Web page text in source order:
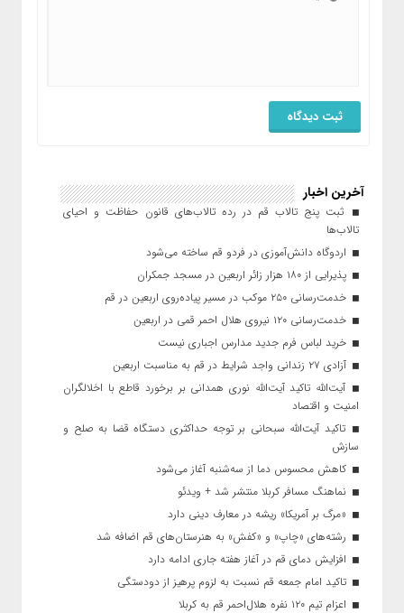
آخرین اخبار
ثبت پنج تالاب قم در رده تالاب‌های قانون حفاظت و احیای
تالاب‌ها
اردوگاه دانش‌آموزی در فردو قم ساخته می‌شود
پذیرایی از ۱۸۰ هزار زائر اربعین در مسجد جمکران
خدمت‌رسانی ۲۵۰ موکب در مسیر پیاده‌روی اربعین در قم
خدمت‌رسانی ۱۲۰ نیروی هلال احمر قمی در اربعین
خرید لباس فرم جدید مدارس اجباری نیست
آزادی ۲۷ زندانی واجد شرایط در قم به مناسبت اربعین
آیت‌الله تاکید آیت‌الله نوری همدانی بر برخورد قاطع با اخلالگران
امنیت و اقتصاد
تاکید آیت‌الله‌ سبحانی بر توجه حداکثری دستگاه قضا به صلح و
سازش
کاهش محسوس دما از سه‌شنبه آغاز می‌شود
نماهنگ مسافر کربلا منتشر شد + ویدئو
«مرگ بر آمریکا» ریشه در معارف دینی دارد
رشته‌های «چاپ» و «کفش» به هنرستان‌های قم اضافه شد
افزایش دمای قم در آغاز هفته جاری ادامه دارد
تاکید امام جمعه قم نسبت به لزوم پرهیز از دودستگی
اعزام تیم ۱۲۰ نفره هلال‌احمر قم به کربلا